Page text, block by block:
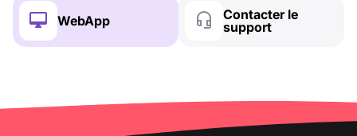
WebApp
Contacter le
support